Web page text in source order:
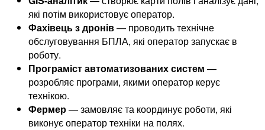
які потім використовує оператор.
Фахівець з дронів— проводить технічне
обслуговування БПЛА, які оператор запускає в
роботу.
Програміст автоматизованих систем —
розробляє програми, якими оператор керує
технікою.
Фермер— замовляє та координує роботи, які
виконує оператор техніки на полях.